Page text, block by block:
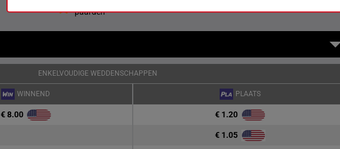
paarden
ENKELVOUDIGE WEDDENSCHAPPEN
WINNEND PLAATS
€ 8.00 € 1.20
€ 1.05